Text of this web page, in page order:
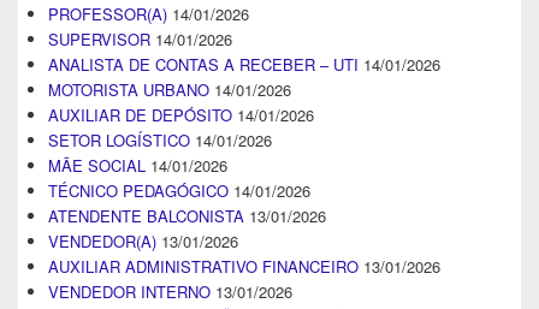
PROFESSOR(A) 14/01/2026
SUPERVISOR 14/01/2026
ANALISTA DE CONTAS A RECEBER – UTI 14/01/2026
MOTORISTA URBANO 14/01/2026
AUXILIAR DE DEPÓSITO 14/01/2026
SETOR LOGÍSTICO 14/01/2026
MÃE SOCIAL 14/01/2026
TÉCNICO PEDAGÓGICO 14/01/2026
ATENDENTE BALCONISTA 13/01/2026
VENDEDOR(A) 13/01/2026
AUXILIAR ADMINISTRATIVO FINANCEIRO 13/01/2026
VENDEDOR INTERNO 13/01/2026